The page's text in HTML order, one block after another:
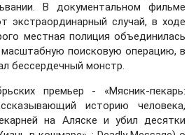
В документальном фильме
экстраординарный случай, в ходе
местная полиция объединилась
поисковую операцию, в
бессердечный монстр.
премьер - «Мясник-пекарь:
историю человека,
на Аляске и убил десятки